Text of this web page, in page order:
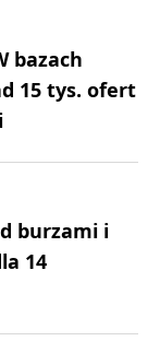
bazach
15 tys. ofert
burzami i
14